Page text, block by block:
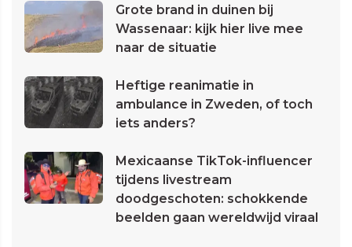
Grote brand in duinen bij
Wassenaar: kijk hier live mee
naar de situatie
Heftige reanimatie in
ambulance in Zweden, of toch
iets anders?
Mexicaanse TikTok-influencer
tijdens livestream
doodgeschoten: schokkende
beelden gaan wereldwijd viraal